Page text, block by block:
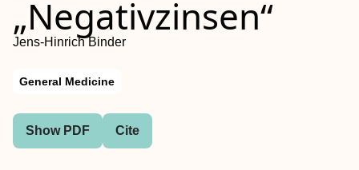
„Negativzinsen“
Jens-Hinrich Binder
General Medicine
Show PDF Cite